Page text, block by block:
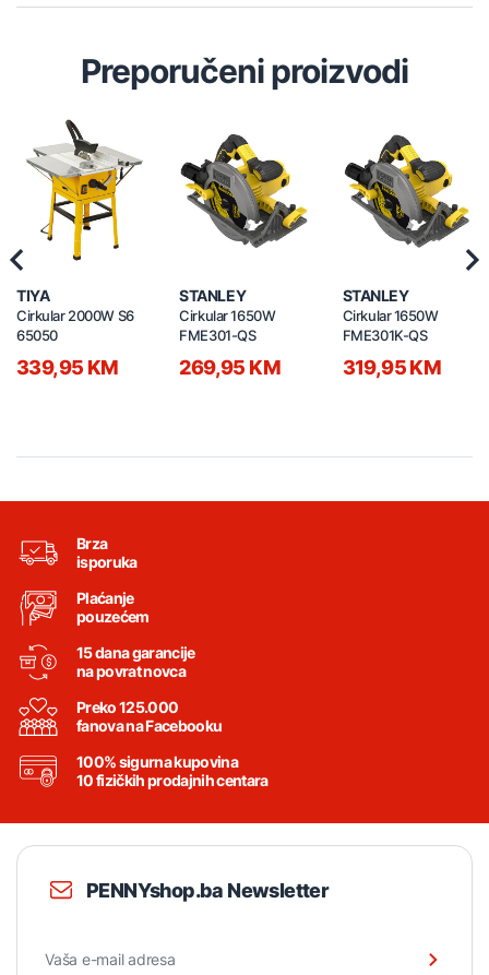
Preporučeni proizvodi
TIYA
Cirkular 2000W S6
65050
339,95 KM
STANLEY
Cirkular 1650W
FME301-QS
269,95 KM
STANLEY
Cirkular 1650W
FME301K-QS
319,95 KM
Brza
isporuka
Plaćanje
pouzećem
15 dana garancije
na povrat novca
Preko 125.000
fanova na Facebooku
100% sigurna kupovina
10 fizičkih prodajnih centara
PENNYshop.ba Newsletter